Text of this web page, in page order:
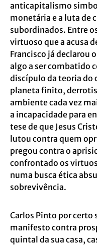
anticapitalismo
monetária e a luta de
subordinados. Entre
virtuoso que a acusa
Francisco já declarou
algo a ser combatido
discípulo da teoria
planeta finito,
ambiente cada vez
a incapacidade para
tese de que Jesus
lutou contra quem
pregou contra o
confrontado os
numa busca ética
sobrevivência.
Carlos Pinto por certo
manifesto contra
quintal da sua casa,